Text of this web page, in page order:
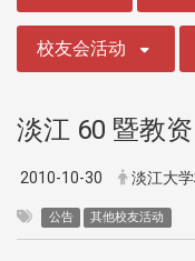
校友会活动
淡江 60 暨教
2010-10-30 淡江大
公告 其他校友活动